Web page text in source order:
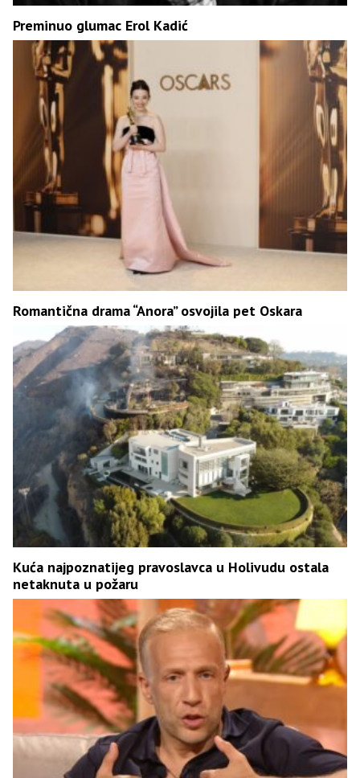
Preminuo glumac Erol Kadić
Romantična drama “Anora” osvojila pet Oskara
Kuća najpoznatijeg pravoslavca u Holivudu ostala
netaknuta u požaru